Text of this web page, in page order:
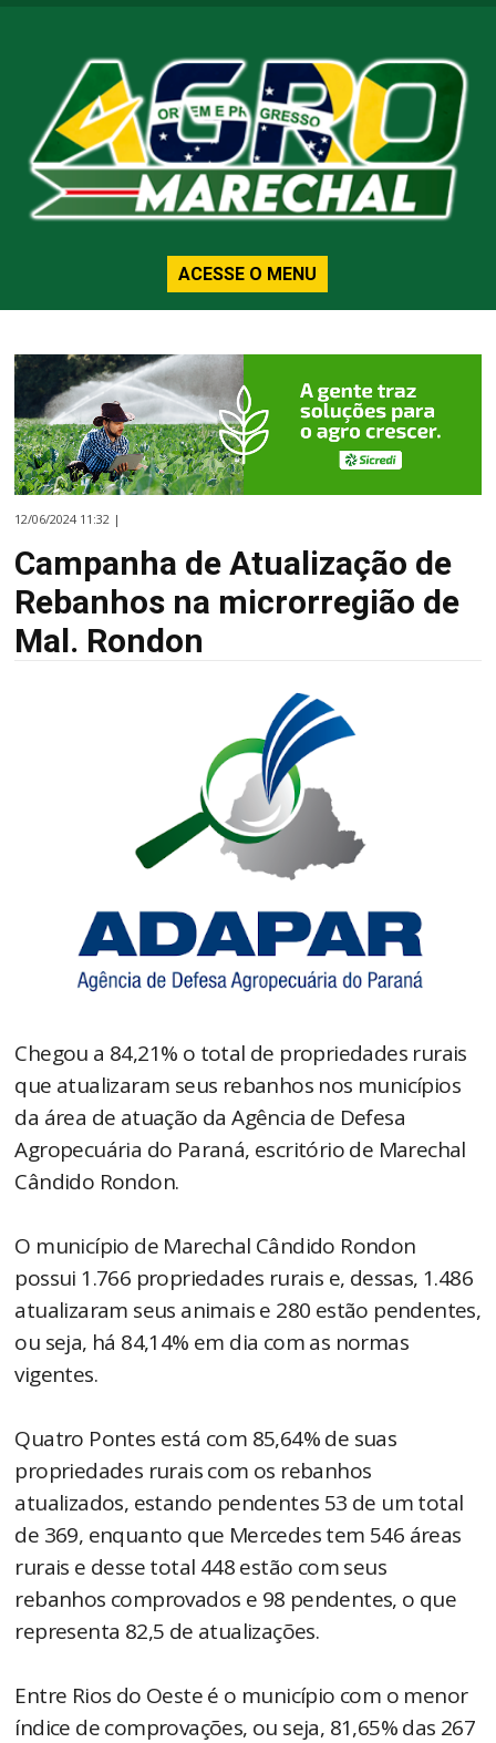
ACESSE O MENU
12/06/2024 11:32 |
Campanha de Atualização de
Rebanhos na microrregião de
Mal. Rondon
Chegou a 84,21% o total de propriedades rurais
que atualizaram seus rebanhos nos municípios
da área de atuação da Agência de Defesa
Agropecuária do Paraná, escritório de Marechal
Cândido Rondon.
O município de Marechal Cândido Rondon
possui 1.766 propriedades rurais e, dessas, 1.486
atualizaram seus animais e 280 estão pendentes,
ou seja, há 84,14% em dia com as normas
vigentes.
Quatro Pontes está com 85,64% de suas
propriedades rurais com os rebanhos
atualizados, estando pendentes 53 de um total
de 369, enquanto que Mercedes tem 546 áreas
rurais e desse total 448 estão com seus
rebanhos comprovados e 98 pendentes, o que
representa 82,5 de atualizações.
Entre Rios do Oeste é o município com o menor
índice de comprovações, ou seja, 81,65% das 267